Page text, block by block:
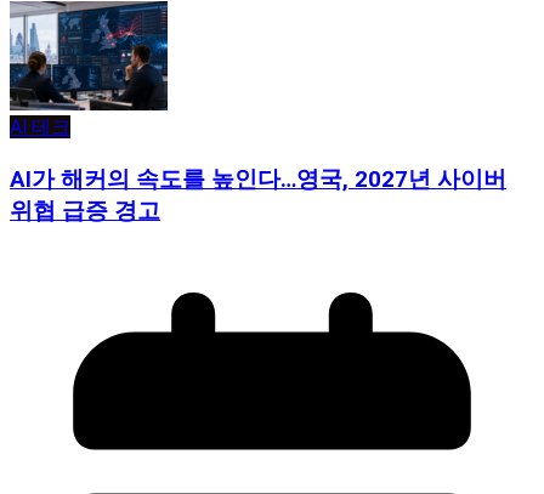
AI·테크
AI가 해커의 속도를 높인다…영국, 2027년 사이버
위협 급증 경고